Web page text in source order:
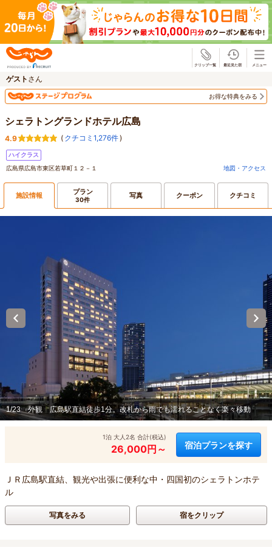
ゲスト さん
お得な特典をみる
シェラトングランドホテル広島
4.9 ( クチコミ1,276件)
ハイクラス
広島県広島市東区若草町１２－１
地図・アクセス
施設情報 プラン
30件 写真 クーポン クチコミ
1/23 外観 広島駅直結徒歩1分。改札から雨でも濡れることなく楽々移動
1泊 大人2名 合計(税込)
26,000円～ 宿泊プランを探す
ＪＲ広島駅直結、観光や出張に便利な中・四国初のシェラトンホテ
ル
写真をみる 宿をクリップ